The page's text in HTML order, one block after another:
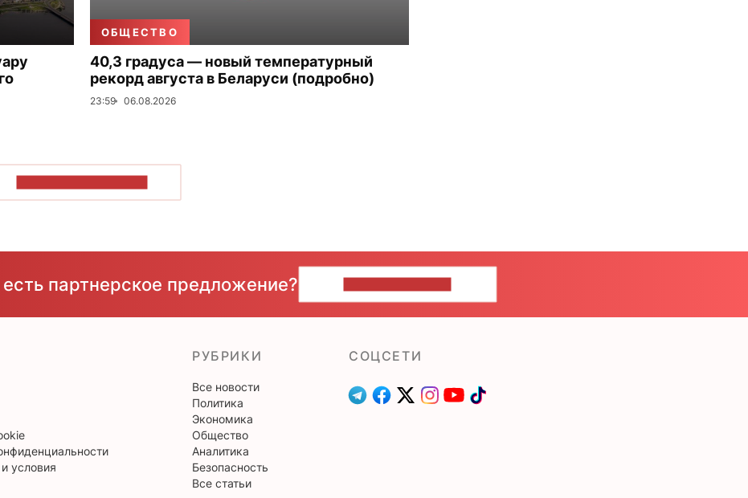
ОБЩЕСТВО
40,3 градуса — новый температурный
рекорд августа в Беларуси (подробно)
23:59 06.08.2026
партнерское предложение?
условия
РУБРИКИ
Все новости
Политика
Экономика
Общество
Аналитика
Безопасность
Все статьи
CОЦСЕТИ